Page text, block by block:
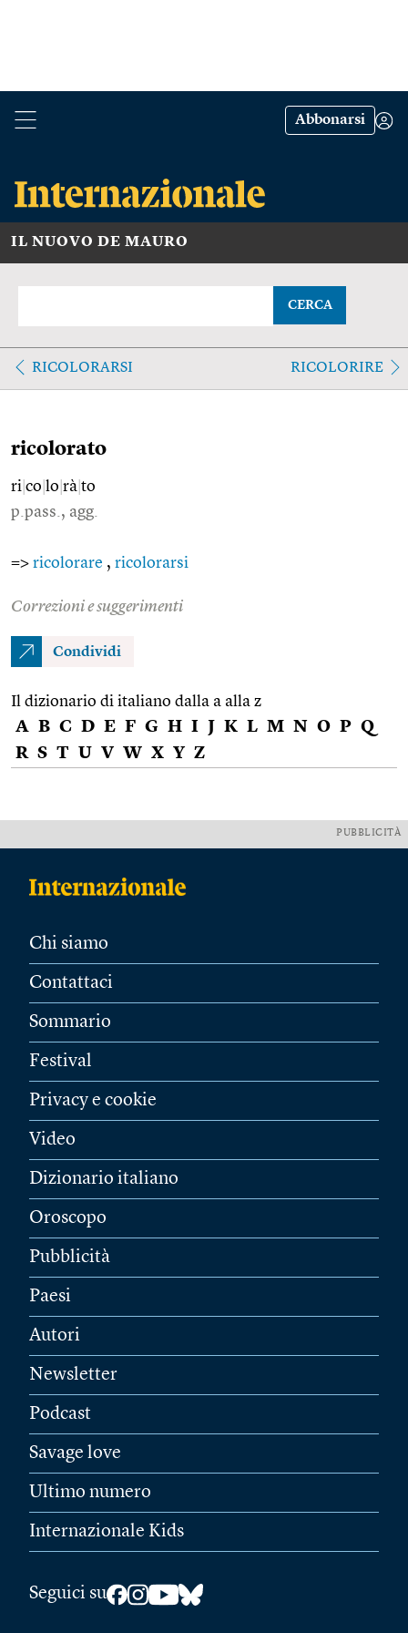
Abbonarsi
IL NUOVO DE MAURO
CERCA
RICOLORARSI RICOLORIRE
ricolorato
ri co lo rà to
p.pass., agg.
=> ricolorare , ricolorarsi
Correzioni e suggerimenti
Condividi
Il dizionario di italiano dalla a alla z
A B C D E F G H I J K L M N O P Q
R S T U V W X Y Z
PUBBLICITÀ
Chi siamo
Contattaci
Sommario
Festival
Privacy e cookie
Video
Dizionario italiano
Oroscopo
Pubblicità
Paesi
Autori
Newsletter
Podcast
Savage love
Ultimo numero
Internazionale Kids
Seguici su